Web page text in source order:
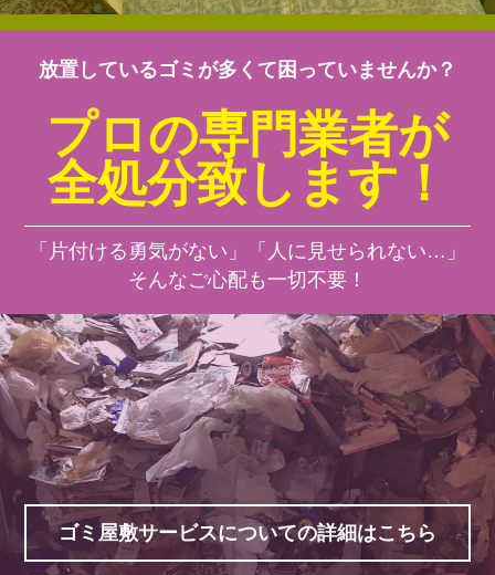
放置しているゴミが多くて困っていませんか？
プロの専門業者が
全処分致します！
「片付ける勇気がない」「人に見せられない…」
そんなご心配も一切不要！
ゴミ屋敷サービスについての詳細はこちら